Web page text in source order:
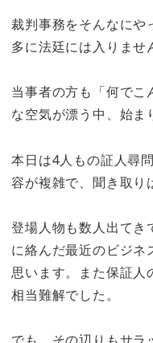
裁判事務をそんなにや
多に法廷には入りませ
当事者の方も「何でこ
な空気が漂う中、始ま
本日は4人もの証人尋
容が複雑で、聞き取り
登場人物も数人出てき
に絡んだ最近のビジネ
思います。また保証人
相当難解でした。